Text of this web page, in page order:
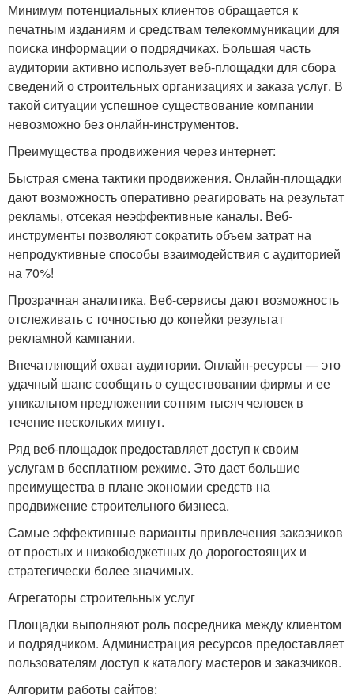
Минимум потенциальных клиентов обращается к
печатным изданиям и средствам телекоммуникации для
поиска информации о подрядчиках. Большая часть
аудитории активно использует веб-площадки для сбора
сведений о строительных организациях и заказа услуг. В
такой ситуации успешное существование компании
невозможно без онлайн-инструментов.
Преимущества продвижения через интернет:
Быстрая смена тактики продвижения. Онлайн-площадки
дают возможность оперативно реагировать на результат
рекламы, отсекая неэффективные каналы. Веб-
инструменты позволяют сократить объем затрат на
непродуктивные способы взаимодействия с аудиторией
на 70%!
Прозрачная аналитика. Веб-сервисы дают возможность
отслеживать с точностью до копейки результат
рекламной кампании.
Впечатляющий охват аудитории. Онлайн-ресурсы — это
удачный шанс сообщить о существовании фирмы и ее
уникальном предложении сотням тысяч человек в
течение нескольких минут.
Ряд веб-площадок предоставляет доступ к своим
услугам в бесплатном режиме. Это дает большие
преимущества в плане экономии средств на
продвижение строительного бизнеса.
Самые эффективные варианты привлечения заказчиков
от простых и низкобюджетных до дорогостоящих и
стратегически более значимых.
Агрегаторы строительных услуг
Площадки выполняют роль посредника между клиентом
и подрядчиком. Администрация ресурсов предоставляет
пользователям доступ к каталогу мастеров и заказчиков.
Алгоритм работы сайтов: